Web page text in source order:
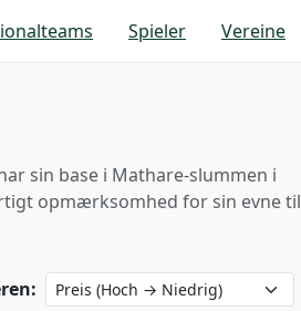
Spieler Vereine
sin base i Mathare-slummen i
opmærksomhed for sin evne til